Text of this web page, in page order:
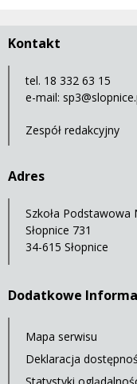
Kontakt
tel. 18 332 63 15
e-mail:
Zespół redakcyjny
Adres
Szkoła Podstawowa
Słopnice 731
34-615 Słopnice
Dodatkowe
Mapa serwisu
Deklaracja